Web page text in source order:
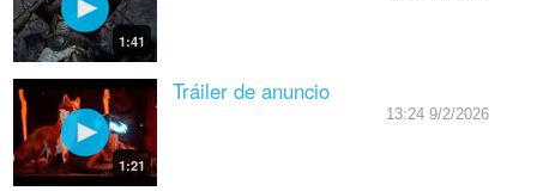
1:41
1:21
Tráiler de anuncio
13:24 9/2/2026